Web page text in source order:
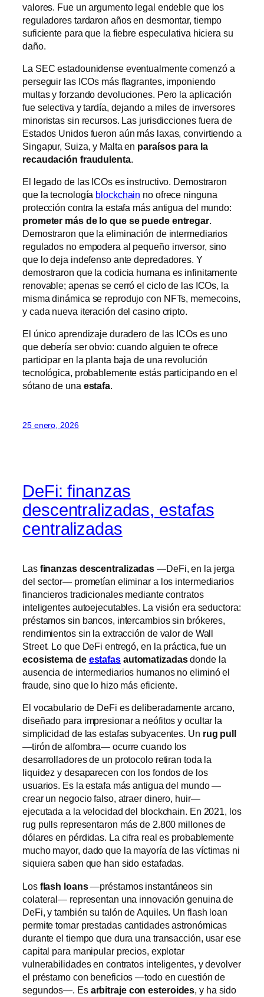
valores. Fue un argumento legal endeble que los
reguladores tardaron años en desmontar, tiempo
suficiente para que la fiebre especulativa hiciera su
daño.
La SEC estadounidense eventualmente comenzó a
perseguir las ICOs más flagrantes, imponiendo
multas y forzando devoluciones. Pero la aplicación
fue selectiva y tardía, dejando a miles de inversores
minoristas sin recursos. Las jurisdicciones fuera de
Estados Unidos fueron aún más laxas, convirtiendo a
Singapur, Suiza, y Malta en paraísos para la
recaudación fraudulenta.
El legado de las ICOs es instructivo. Demostraron
que la tecnología blockchain no ofrece ninguna
protección contra la estafa más antigua del mundo:
prometer más de lo que se puede entregar.
Demostraron que la eliminación de intermediarios
regulados no empodera al pequeño inversor, sino
que lo deja indefenso ante depredadores. Y
demostraron que la codicia humana es infinitamente
renovable; apenas se cerró el ciclo de las ICOs, la
misma dinámica se reprodujo con NFTs, memecoins,
y cada nueva iteración del casino cripto.
El único aprendizaje duradero de las ICOs es uno
que debería ser obvio: cuando alguien te ofrece
participar en la planta baja de una revolución
tecnológica, probablemente estás participando en el
sótano de una estafa.
25 enero, 2026
DeFi: finanzas
descentralizadas, estafas
centralizadas
Las finanzas descentralizadas —DeFi, en la jerga
del sector— prometían eliminar a los intermediarios
financieros tradicionales mediante contratos
inteligentes autoejecutables. La visión era seductora:
préstamos sin bancos, intercambios sin brókeres,
rendimientos sin la extracción de valor de Wall
Street. Lo que DeFi entregó, en la práctica, fue un
ecosistema de estafasautomatizadasdonde la
ausencia de intermediarios humanos no eliminó el
fraude, sino que lo hizo más eficiente.
El vocabulario de DeFi es deliberadamente arcano,
diseñado para impresionar a neófitos y ocultar la
simplicidad de las estafas subyacentes. Un rug pull
—tirón de alfombra— ocurre cuando los
desarrolladores de un protocolo retiran toda la
liquidez y desaparecen con los fondos de los
usuarios. Es la estafa más antigua del mundo —
crear un negocio falso, atraer dinero, huir—
ejecutada a la velocidad del blockchain. En 2021, los
rug pulls representaron más de 2.800 millones de
dólares en pérdidas. La cifra real es probablemente
mucho mayor, dado que la mayoría de las víctimas ni
siquiera saben que han sido estafadas.
Los flash loans—préstamos instantáneos sin
colateral— representan una innovación genuina de
DeFi, y también su talón de Aquiles. Un flash loan
permite tomar prestadas cantidades astronómicas
durante el tiempo que dura una transacción, usar ese
capital para manipular precios, explotar
vulnerabilidades en contratos inteligentes, y devolver
el préstamo con beneficios —todo en cuestión de
segundos—. Es arbitraje con esteroides , y ha sido